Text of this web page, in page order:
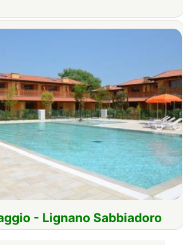
- Lignano Sabbiadoro